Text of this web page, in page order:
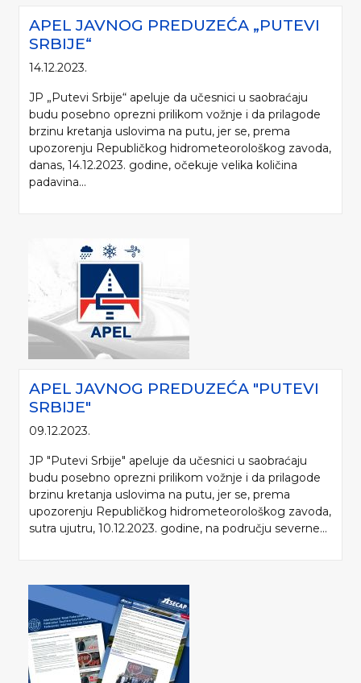
APEL JAVNOG PREDUZEĆA „PUTEVI
SRBIJE“
14.12.2023.
JP „Putevi Srbije“ apeluje da učesnici u saobraćaju
budu posebno oprezni prilikom vožnje i da prilagode
brzinu kretanja uslovima na putu, jer se, prema
upozorenju Republičkog hidrometeorološkog zavoda,
danas, 14.12.2023. godine, očekuje velika količina
padavina...
APEL JAVNOG PREDUZEĆA "PUTEVI
SRBIJE"
09.12.2023.
JP "Putevi Srbije" apeluje da učesnici u saobraćaju
budu posebno oprezni prilikom vožnje i da prilagode
brzinu kretanja uslovima na putu, jer se, prema
upozorenju Republičkog hidrometeorološkog zavoda,
sutra ujutru, 10.12.2023. godine, na području severne...